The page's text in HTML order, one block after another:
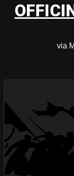
via